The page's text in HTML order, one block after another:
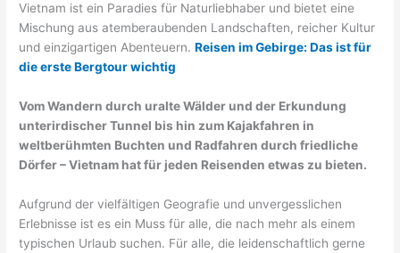
Vietnam ist ein Paradies für Naturliebhaber und bietet eine
Mischung aus atemberaubenden Landschaften, reicher Kultur
und einzigartigen Abenteuern.Reisen im Gebirge: Das ist für
die erste Bergtour wichtig
Vom Wandern durch uralte Wälder und der Erkundung
unterirdischer Tunnel bis hin zum Kajakfahren in
weltberühmten Buchten und Radfahren durch friedliche
Dörfer – Vietnam hat für jeden Reisenden etwas zu bieten.
Aufgrund der vielfältigen Geografie und unvergesslichen
Erlebnisse ist es ein Muss für alle, die nach mehr als einem
typischen Urlaub suchen. Für alle, die leidenschaftlich gerne